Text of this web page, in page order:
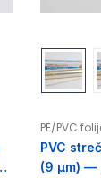
PE/PVC
PVC
(9 µm) —